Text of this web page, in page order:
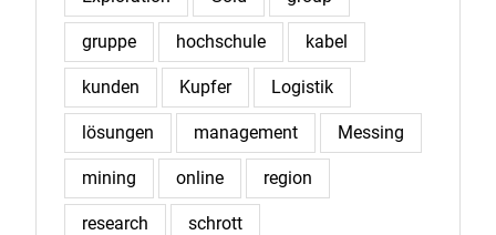
gruppe hochschule kabel
kunden Kupfer Logistik
lösungen management Messing
mining online region
research schrott